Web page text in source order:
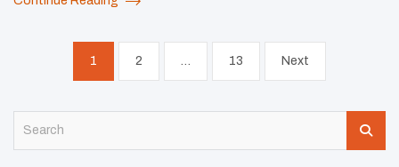
Pagination
publications
1 2 13 Next